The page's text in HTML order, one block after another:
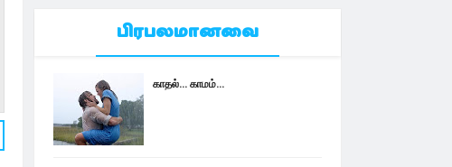
பிரபலமானவை
காதல்... காமம்...